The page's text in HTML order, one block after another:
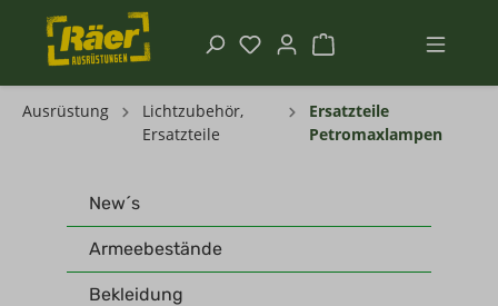
Ausrüstung
Lichtzubehör,
Ersatzteile
Ersatzteile
Petromaxlampen
New´s
Armeebestände
Bekleidung